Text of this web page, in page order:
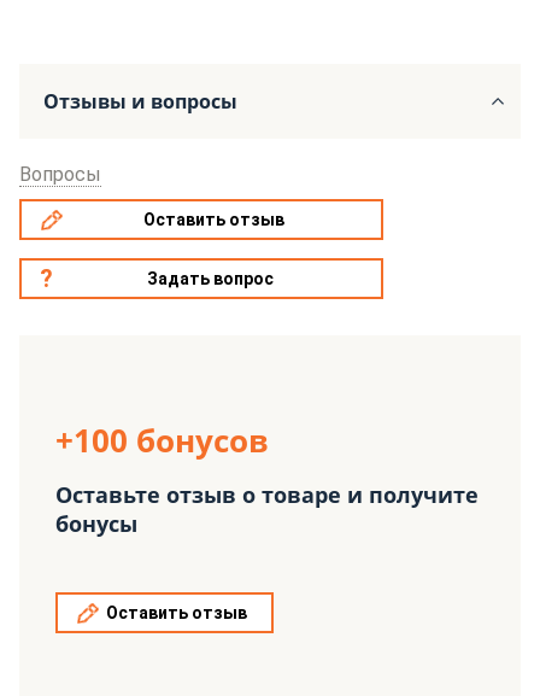
Отзывы и вопросы
Вопросы
Оставить отзыв
Задать вопрос
+100 бонусов
Оставьте отзыв о товаре и получите
бонусы
Оставить отзыв